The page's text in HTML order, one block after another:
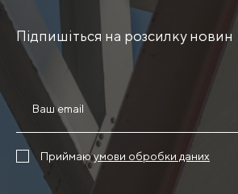
Підпишіться на розсилку новин
Приймаюумови обробки даних